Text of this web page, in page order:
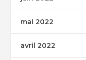
mai 2022
avril 2022